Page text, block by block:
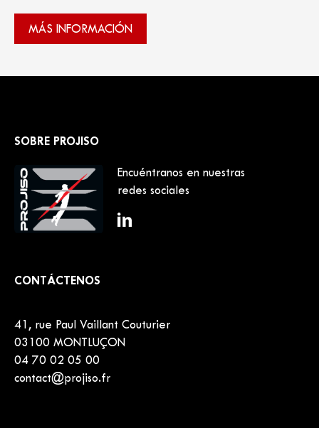
MÁS INFORMACIÓN
SOBRE PROJISO
Encuéntranos en nuestras
redes sociales
CONTÁCTENOS
41, rue Paul Vaillant Couturier
03100 MONTLUÇON
04 70 02 05 00
contact@projiso.fr